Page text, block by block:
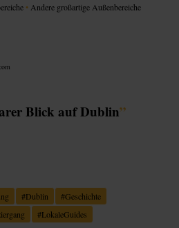
• Andere großartige Außenbereiche
Blick auf Dublin”
#Dublin #Geschichte
#LokaleGuides